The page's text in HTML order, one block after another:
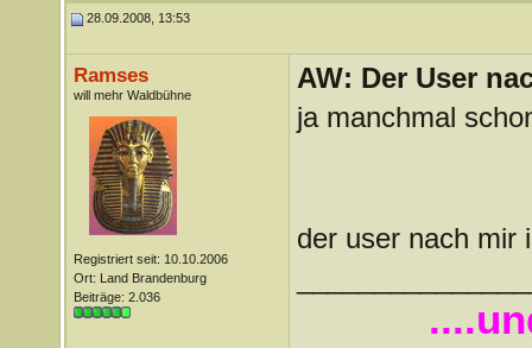
28.09.2008, 13:53
Ramses
will mehr Waldbühne
Registriert seit: 10.10.2006
Ort: Land Brandenburg
Beiträge: 2.036
AW: Der User
ja manchmal
der user nach mir